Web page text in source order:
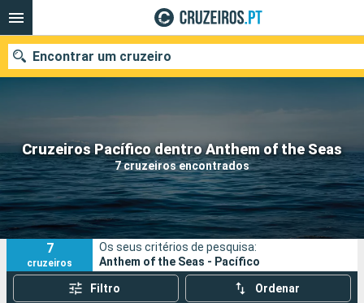
Cruzeiros Pacífico dentro Anthem of the Seas
7 cruzeiros encontrados
Encontrar um cruzeiro
Quando ir?
Data de partida
Portos Companhias
Pesquisar
7
cruzeiros
Os seus critérios de pesquisa:
Anthem of the Seas - Pacífico
Filtro Ordenar